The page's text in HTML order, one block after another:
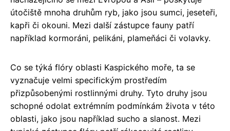
útočiště mnoha druhům ryb, jako jsou sumci, jeseteři,
kapři či okouni. Mezi další zástupce fauny patří
například kormoráni, pelikáni, plameňáci či volavky.
Co se týká flóry oblasti Kaspického moře, ta se
vyznačuje velmi specifickým prostředím
přizpůsobenými rostlinnými druhy. Tyto druhy jsou
schopné odolat extrémním podmínkám života v této
oblasti, jako jsou například sucho a slanost. Mezi